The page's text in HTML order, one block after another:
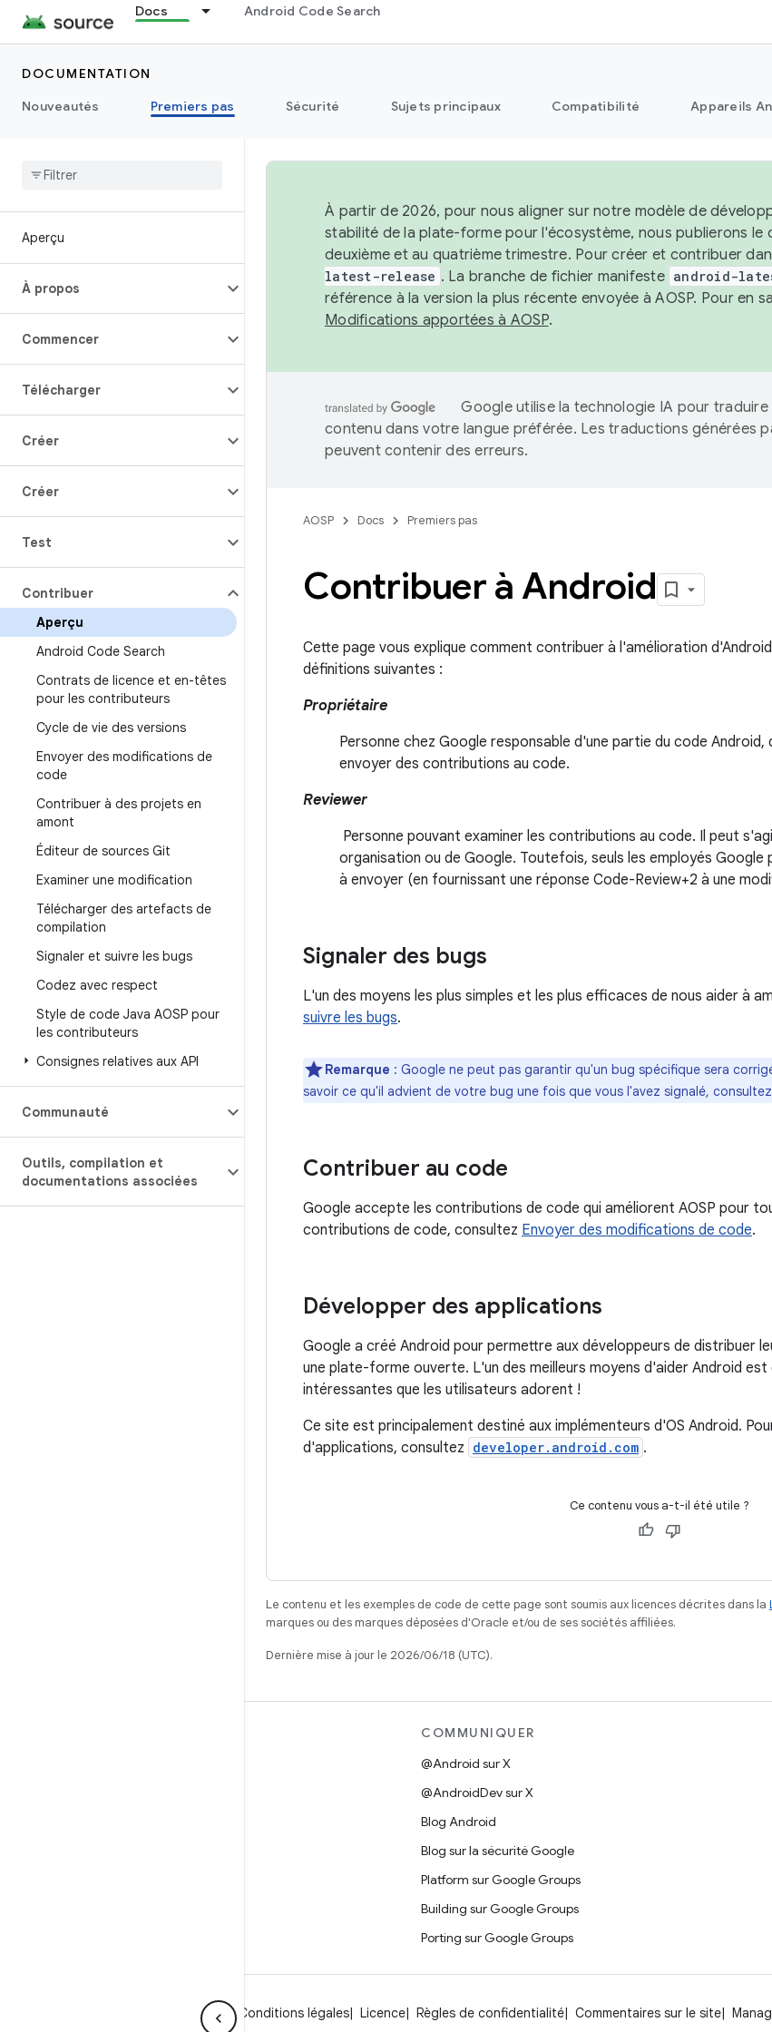
Docs Android Code Search
DOCUMENTATION
Nouveautés
Premiers pas Sécurité Sujets principaux Compatibilité Appareils
Aperçu
À propos
Commencer
Télécharger
Créer
Créer
Test
Contribuer
Aperçu
Android Code Search
Contrats de licence et en-têtes
pour les contributeurs
Cycle de vie des versions
Envoyer des modifications de
code
Contribuer à des projets en
amont
Éditeur de sources Git
Examiner une modification
Télécharger des artefacts de
compilation
Signaler et suivre les bugs
Codez avec respect
Style de code Java AOSP pour
les contributeurs
Consignes relatives aux API
Communauté
Outils, compilation et
documentations associées
À partir de 2026, pour nous aligner sur notre modèle de
stabilité de la plate-forme pour l'écosystème, nous publierons le
deuxième et au quatrième trimestre. Pour créer et contribuer
latest-release . La branche de fichier manifeste android-
référence à la version la plus récente envoyée à AOSP. Pour en
Modifications apportées à AOSP.
Google utilise la technologie IA pour traduire
contenu dans votre langue préférée. Les traductions générées
peuvent contenir des erreurs.
AOSP Docs Premiers pas
Contribuer à Android
Cette page vous explique comment contribuer à l'amélioration
définitions suivantes :
Propriétaire
Personne chez Google responsable d'une partie du code
envoyer des contributions au code.
Reviewer
Personne pouvant examiner les contributions au code. Il peut
organisation ou de Google. Toutefois, seuls les employés
à envoyer (en fournissant une réponse Code-Review+2 à une
Signaler des bugs
L'un des moyens les plus simples et les plus efficaces de nous aider à
suivre les bugs.
Remarque : Google ne peut pas garantir qu'un bug spécifique sera
savoir ce qu'il advient de votre bug une fois que vous l'avez signalé, consultez
Contribuer au code
Google accepte les contributions de code qui améliorent AOSP pour
contributions de code, consultez Envoyer des modifications de code.
Développer des applications
Google a créé Android pour permettre aux développeurs de distribuer
une plate-forme ouverte. L'un des meilleurs moyens d'aider Android
intéressantes que les utilisateurs adorent !
Ce site est principalement destiné aux implémenteurs d'OS Android.
d'applications, consultez developer.android.com .
Ce contenu vous a-t-il été utile ?
Le contenu et les exemples de code de cette page sont soumis aux licences décrites dans la
marques ou des marques déposées d'Oracle et/ou de ses sociétés affiliées.
Dernière mise à jour le 2026/06/18 (UTC).
COMMUNIQUER
@Android sur X
@AndroidDev sur X
Blog Android
Blog sur la sécurité Google
Platform sur Google Groups
Building sur Google Groups
Porting sur Google Groups
Communauté Conditions légales Licence Règles de confidentialité Commentaires sur le site